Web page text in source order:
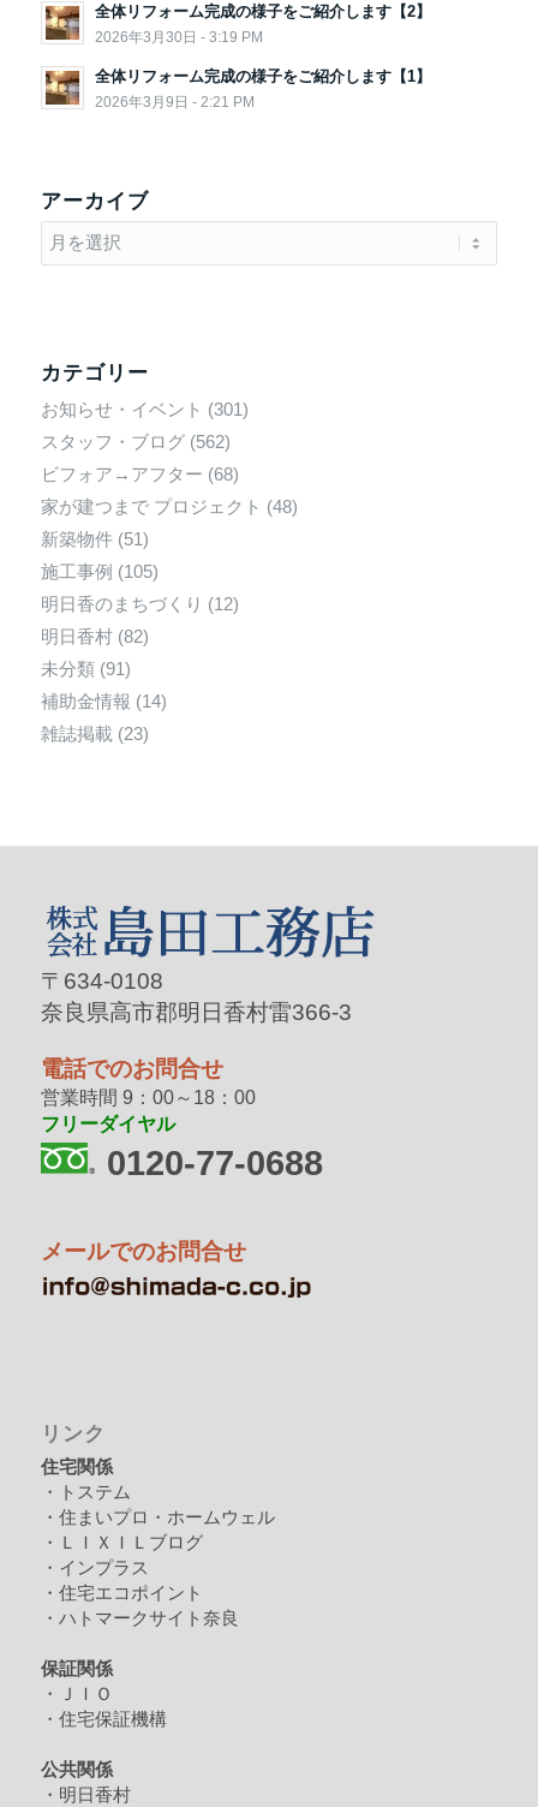
全体リフォーム完成の様子をご紹介します【2】
2026年3月30日 - 3:19 PM
全体リフォーム完成の様子をご紹介します【1】
2026年3月9日 - 2:21 PM
アーカイブ
カテゴリー
お知らせ・イベント (301)
スタッフ・ブログ(562)
ビフォア→アフター (68)
家が建つまで プロジェクト (48)
新築物件(51)
施工事例 (105)
明日香のまちづくり (12)
明日香村(82)
未分類(91)
補助金情報 (14)
雑誌掲載 (23)
〒634-0108
奈良県高市郡明日香村雷366-3
電話でのお問合せ
営業時間 9：00～18：00
フリーダイヤル
0120-77-0688
メールでのお問合せ
リンク
住宅関係
・トステム
・住まいプロ・ホームウェル
・ＬＩＸＩＬブログ
・インプラス
・住宅エコポイント
・ハトマークサイト奈良
保証関係
・ＪＩＯ
・住宅保証機構
公共関係
・明日香村